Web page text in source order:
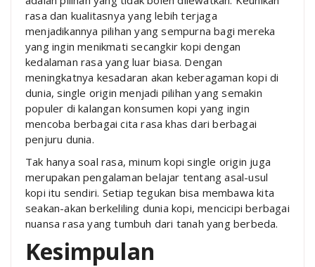
rasa dan kualitasnya yang lebih terjaga
menjadikannya pilihan yang sempurna bagi mereka
yang ingin menikmati secangkir kopi dengan
kedalaman rasa yang luar biasa. Dengan
meningkatnya kesadaran akan keberagaman kopi di
dunia, single origin menjadi pilihan yang semakin
populer di kalangan konsumen kopi yang ingin
mencoba berbagai cita rasa khas dari berbagai
penjuru dunia.
Tak hanya soal rasa, minum kopi single origin juga
merupakan pengalaman belajar tentang asal-usul
kopi itu sendiri. Setiap tegukan bisa membawa kita
seakan-akan berkeliling dunia kopi, mencicipi berbagai
nuansa rasa yang tumbuh dari tanah yang berbeda.
Kesimpulan